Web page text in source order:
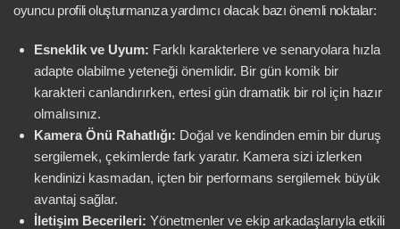
oyuncu profili oluşturmanıza yardımcı olacak bazı önemli noktalar:
Esneklik ve Uyum: Farklı karakterlere ve senaryolara hızla
adapte olabilme yeteneği önemlidir. Bir gün komik bir
karakteri canlandırırken, ertesi gün dramatik bir rol için hazır
olmalısınız.
Kamera Önü Rahatlığı: Doğal ve kendinden emin bir duruş
sergilemek, çekimlerde fark yaratır. Kamera sizi izlerken
kendinizi kasmadan, içten bir performans sergilemek büyük
avantaj sağlar.
İletişim Becerileri: Yönetmenler ve ekip arkadaşlarıyla etkili